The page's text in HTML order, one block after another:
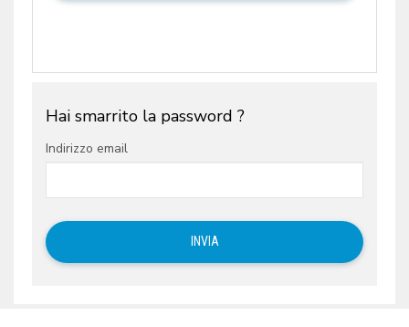
Hai smarrito la password ?
Indirizzo email